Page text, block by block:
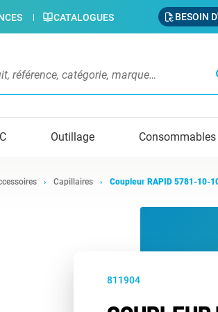
CATALOGUES BESOIN
Outillage Consommables
Capillaires Coupleur RAPID 5781-10-
811904